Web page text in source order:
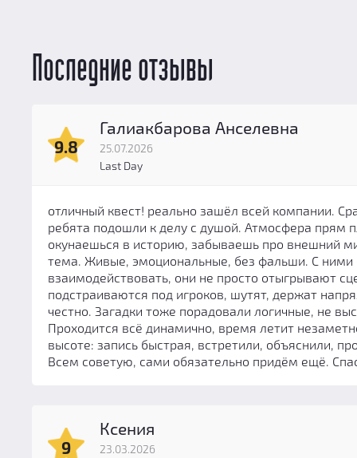
15(0)
Последние отзывы
9.8
Галиакбарова Анселевна
25.07.2026
Last Day
отличный квест! реально зашёл всей компании.
ребята подошли к делу с душой. Атмосфера прям
окунаешься в историю, забываешь про внешний
тема. Живые, эмоциональные, без фальши. С ними
взаимодействовать, они не просто отыгрывают
подстраиваются под игроков, шутят, держат
честно. Загадки тоже порадовали логичные, не
Проходится всё динамично, время летит
высоте: запись быстрая, встретили, объяснили,
Всем советую, сами обязательно придём ещё.
9
Ксения
23.03.2026